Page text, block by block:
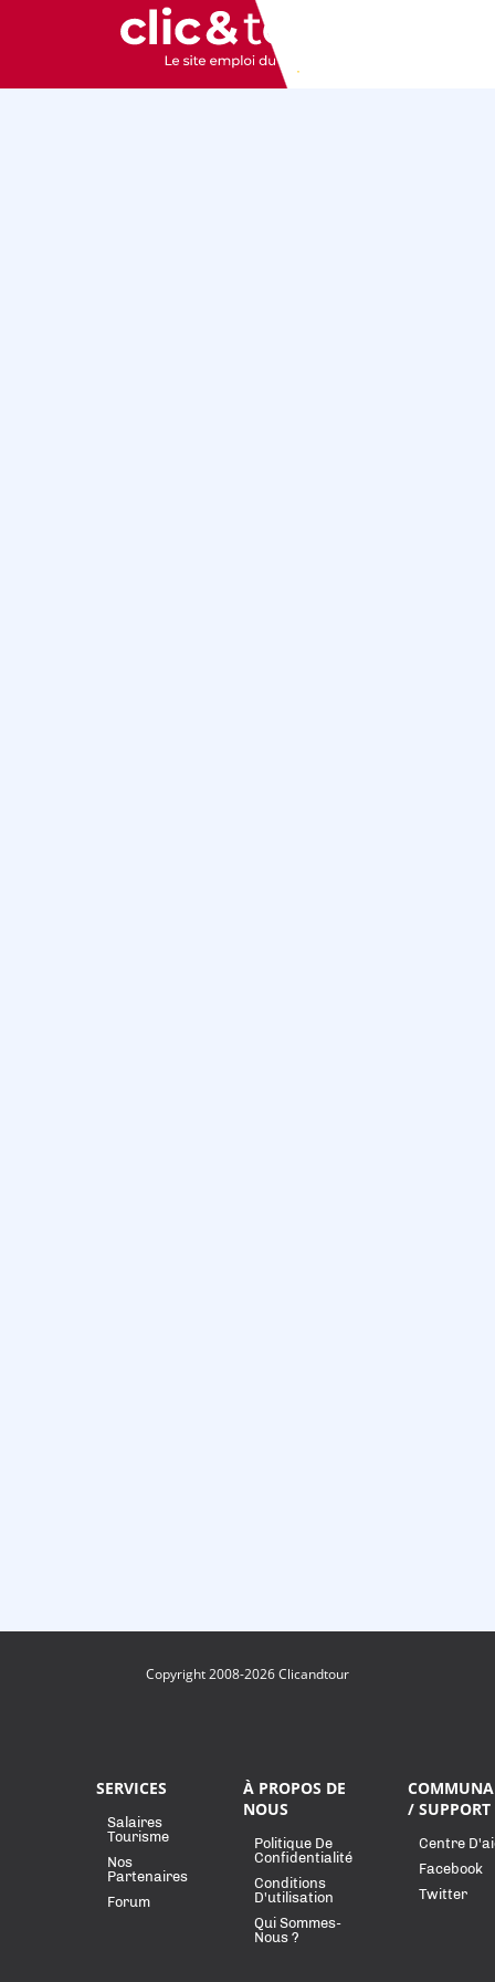
Copyright 2008-2026 Clicandtour
SERVICES
Salaires
Tourisme
Nos
Partenaires
Forum
À PROPOS DE
NOUS
Politique De
Confidentialité
Conditions
D'utilisation
Qui Sommes-
Nous ?
/ SUPPORT
Centre
Facebook
Twitter